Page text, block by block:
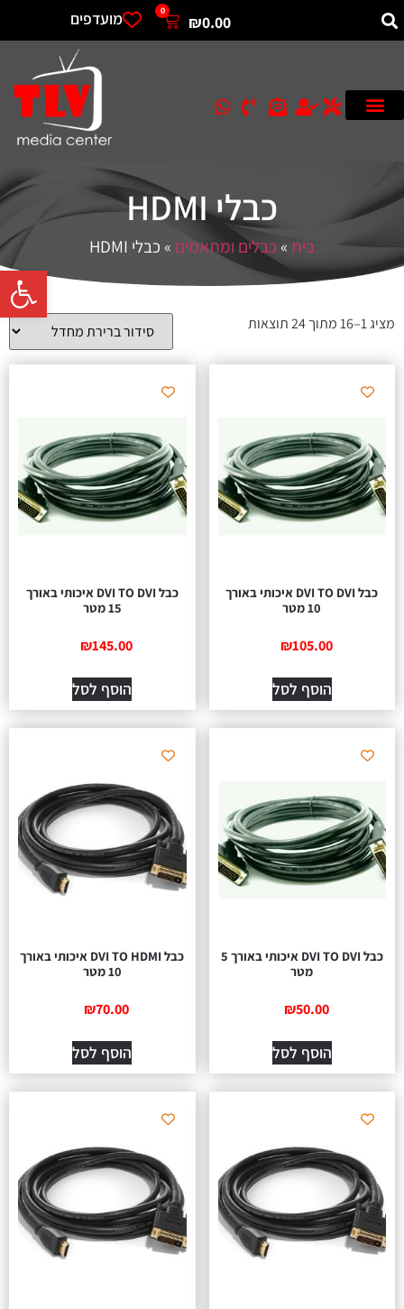
פתח
₪0.00
0 מועדפים
כבלי HDMI
בית»כבלים ומתאמים » כבלי HDMI
מציג 1–16 מתוך 24 תוצאות
כבל DVI TO DVI איכותי באורך
10 מטר
₪105.00
הוסף לסל
כבל DVI TO DVI איכותי באורך
15 מטר
₪145.00
הוסף לסל
כבל DVI TO DVI איכותי באורך 5
מטר
₪50.00
הוסף לסל
כבל DVI TO HDMI איכותי באורך
10 מטר
₪70.00
הוסף לסל